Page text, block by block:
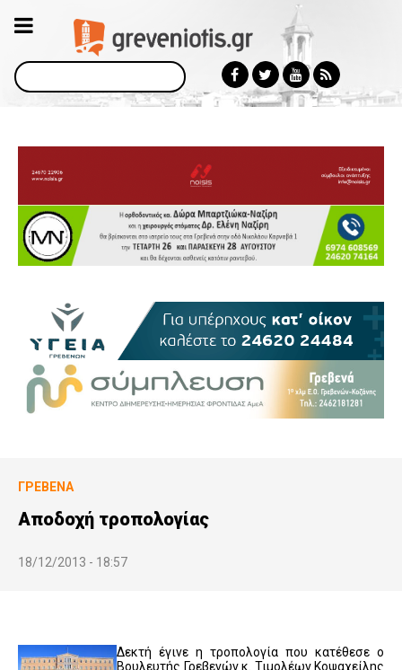
Αναζήτηση
ΓΡΕΒΕΝΆ
Αποδοχή τροπολογίας
18/12/2013 - 18:57
Δεκτή έγινε η τροπολογία που κατέθεσε ο
Βουλευτής Γρεβενών κ. Τιμολέων Κοψαχείλης